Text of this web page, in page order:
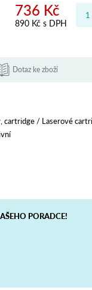
736 Kč
890 Kč s DPH
Dotaz ke zboží
cartridge / Laserové
PORADCE!